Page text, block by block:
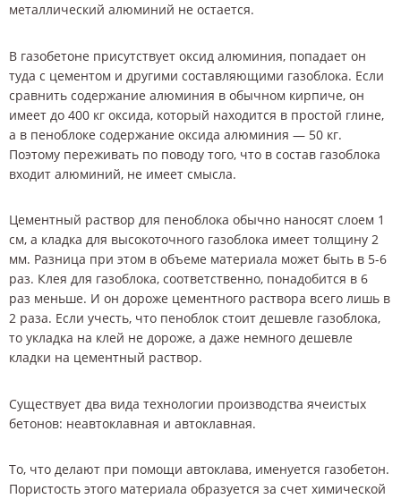
металлический алюминий не остается.
В газобетоне присутствует оксид алюминия, попадает он
туда с цементом и другими составляющими газоблока. Если
сравнить содержание алюминия в обычном кирпиче, он
имеет до 400 кг оксида, который находится в простой глине,
а в пеноблоке содержание оксида алюминия — 50 кг.
Поэтому переживать по поводу того, что в состав газоблока
входит алюминий, не имеет смысла.
Цементный раствор для пеноблока обычно наносят слоем 1
см, а кладка для высокоточного газоблока имеет толщину 2
мм. Разница при этом в объеме материала может быть в 5-6
раз. Клея для газоблока, соответственно, понадобится в 6
раз меньше. И он дороже цементного раствора всего лишь в
2 раза. Если учесть, что пеноблок стоит дешевле газоблока,
то укладка на клей не дороже, а даже немного дешевле
кладки на цементный раствор.
Существует два вида технологии производства ячеистых
бетонов: неавтоклавная и автоклавная.
То, что делают при помощи автоклава, именуется газобетон.
Пористость этого материала образуется за счет химической